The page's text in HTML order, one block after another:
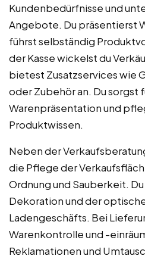
Kundenbedürfnisse und
Angebote. Du präsentierst
führst selbständig
der Kasse wickelst du
bietest Zusatzservices wie
oder Zubehör an. Du sorgst
Warenpräsentation und
Produktwissen.
Neben der
die Pflege der
Ordnung und Sauberkeit.
Dekoration und der
Ladengeschäfts. Bei
Warenkontrolle und -
Reklamationen und